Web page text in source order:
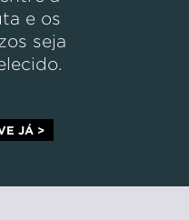
e os
seja
JÁ >